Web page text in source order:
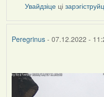
Увайдзіце ці
Peregrinus- 07.12.2022 -